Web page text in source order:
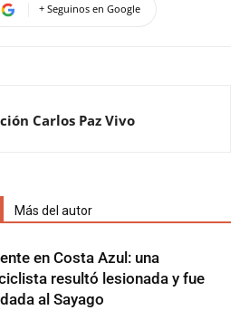
+ Seguinos en Google
Carlos Paz Vivo
Más del autor
en Costa Azul: una
resultó lesionada y fue
al Sayago